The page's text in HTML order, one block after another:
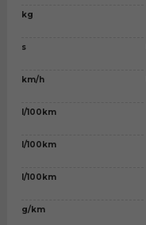
kg
s
km/h
l/100km
l/100km
l/100km
g/km